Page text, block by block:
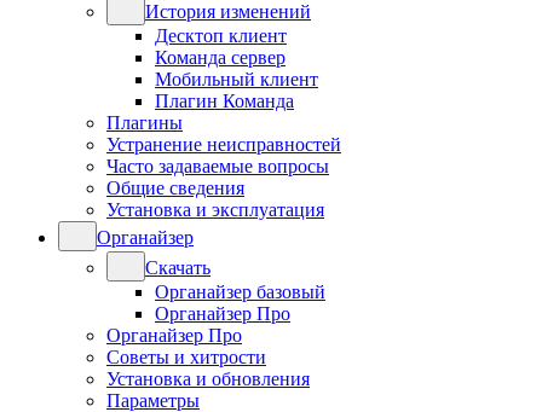
История изменений
Десктоп клиент
Команда сервер
Мобильный клиент
Плагин Команда
Плагины
Устранение неисправностей
Часто задаваемые вопросы
Общие сведения
Установка и эксплуатация
Органайзер
Скачать
Органайзер базовый
Органайзер Про
Органайзер Про
Советы и хитрости
Установка и обновления
Параметры